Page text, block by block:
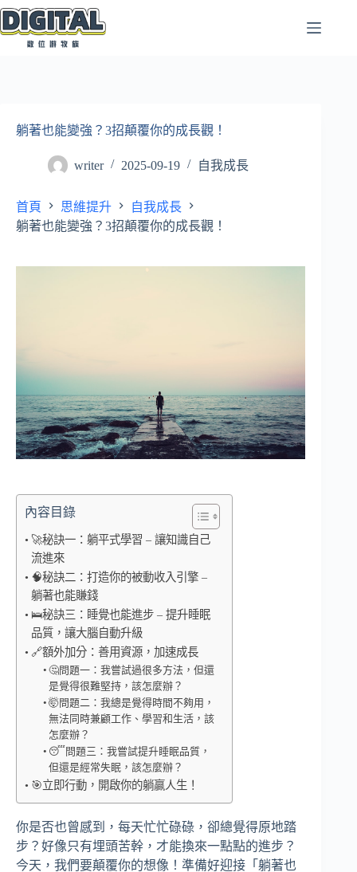
跳
至
躺著也能變強？3招顛覆你的成長觀！
writer 2025-09-19 自我成長
首頁 思維提升
自我成長
躺著也能變強？3招顛覆你的成長觀！
內容目錄
🚀秘訣一：躺平式學習 – 讓知識自己
流進來
🧠秘訣二：打造你的被動收入引擎 –
躺著也能賺錢
🛌秘訣三：睡覺也能進步 – 提升睡眠
品質，讓大腦自動升級
🔗額外加分：善用資源，加速成長
🤔問題一：我嘗試過很多方法，但還
是覺得很難堅持，該怎麼辦？
🤯問題二：我總是覺得時間不夠用，
無法同時兼顧工作、學習和生活，該
怎麼辦？
😴問題三：我嘗試提升睡眠品質，
但還是經常失眠，該怎麼辦？
🎯立即行動，開啟你的躺贏人生！
你是否也曾感到，每天忙忙碌碌，卻總覺得原地踏
步？好像只有埋頭苦幹，才能換來一點點的進步？
今天，我們要顛覆你的想像！準備好迎接「躺著也